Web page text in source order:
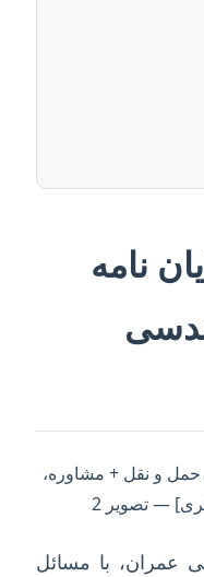
نامه
عمران، با مسائل